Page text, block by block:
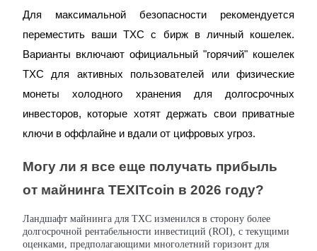
Пригласите друга, чтобы получить денежные
Deposit & Trade BTC to Share 25000 USDT prize pool!
Для максимальной безопасности рекомендуется
переместить ваши TXC с бирж в личный кошелек.
Варианты включают официальный "горячий" кошелек
TXC для активных пользователей или физические
монеты холодного хранения для долгосрочных
инвесторов, которые хотят держать свои приватные
ключи в оффлайне и вдали от цифровых угроз.
Могу ли я все еще получать прибыль
от майнинга TEXITcoin в 2026 году?
Ландшафт майнинга для TXC изменился в сторону более
долгосрочной рентабельности инвестиций (ROI), с текущими
оценками, предполагающими многолетний горизонт для